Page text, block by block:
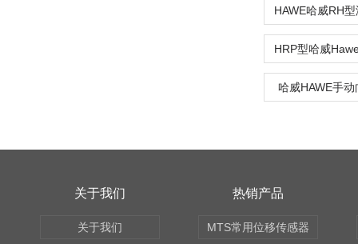
哈威HAWE手
关于我们
关于我们
热销产品
MTS常用位移传感器